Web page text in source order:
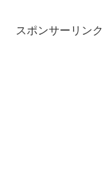
スポンサーリンク